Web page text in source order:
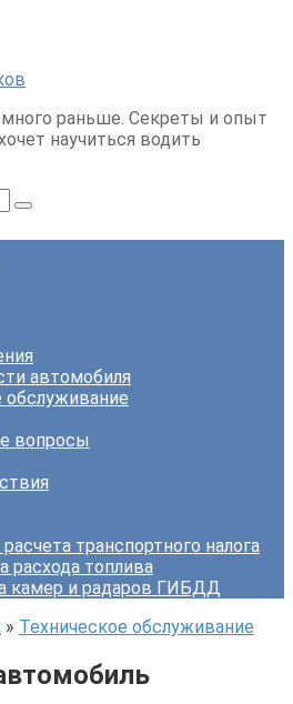
раньше. Секреты и опыт
научиться водить
автомобиля
обслуживание
вопросы
транспортного налога
расхода топлива
камер и радаров ГИБДД
» Техническое обслуживание